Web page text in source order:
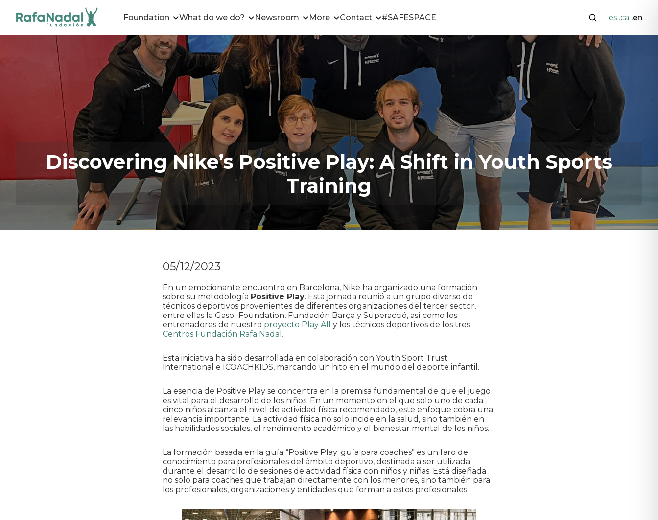
Foundation What do we do? Newsroom More Contact #SAFESPACE .es .ca .en
Discovering Nike’s Positive Play: A Shift in Youth Sports
Training
05/12/2023
En un emocionante encuentro en Barcelona, Nike ha organizado una formación
sobre su metodología Positive Play. Esta jornada reunió a un grupo diverso de
técnicos deportivos provenientes de diferentes organizaciones del tercer sector,
entre ellas la Gasol Foundation, Fundación Barça y Superacció, así como los
entrenadores de nuestro proyecto Play All
y los técnicos deportivos de los tres
Centros Fundación Rafa Nadal.
Esta iniciativa ha sido desarrollada en colaboración con Youth Sport Trust
International e ICOACHKIDS, marcando un hito en el mundo del deporte infantil.
La esencia de Positive Play se concentra en la premisa fundamental de que el juego
es vital para el desarrollo de los niños. En un momento en el que solo uno de cada
cinco niños alcanza el nivel de actividad física recomendado, este enfoque cobra una
relevancia importante. La actividad física no solo incide en la salud, sino también en
las habilidades sociales, el rendimiento académico y el bienestar mental de los niños.
La formación basada en la guía “Positive Play: guía para coaches” es un faro de
conocimiento para profesionales del ámbito deportivo, destinada a ser utilizada
durante el desarrollo de sesiones de actividad física con niños y niñas. Está diseñada
no solo para coaches que trabajan directamente con los menores, sino también para
los profesionales, organizaciones y entidades que forman a estos profesionales.